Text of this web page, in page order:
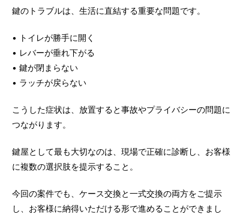
鍵のトラブルは、生活に直結する重要な問題です。
• トイレが勝手に開く
• レバーが垂れ下がる
• 鍵が閉まらない
• ラッチが戻らない
こうした症状は、放置すると事故やプライバシーの問題に
つながります。
鍵屋として最も大切なのは、現場で正確に診断し、お客様
に複数の選択肢を提示すること。
今回の案件でも、ケース交換と一式交換の両方をご提示
し、お客様に納得いただける形で進めることができまし